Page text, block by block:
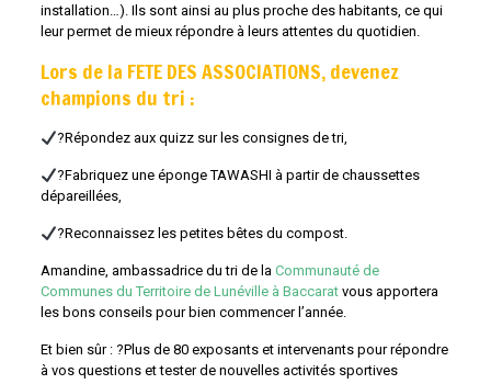
installation…). Ils sont ainsi au plus proche des habitants, ce qui
leur permet de mieux répondre à leurs attentes du quotidien.
Lors de la FETE DES ASSOCIATIONS, devenez
champions du tri :
?Répondez aux quizz sur les consignes de tri,
?Fabriquez une éponge TAWASHI à partir de chaussettes
dépareillées,
?Reconnaissez les petites bêtes du compost.
Amandine, ambassadrice du tri de la Communauté de
Communes du Territoire de Lunéville à Baccaratvous apportera
les bons conseils pour bien commencer l’année.
Et bien sûr : ?Plus de 80 exposants et intervenants pour répondre
à vos questions et tester de nouvelles activités sportives